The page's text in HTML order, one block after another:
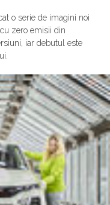
o serie de imagini noi
zero emisii din
iar debutul este